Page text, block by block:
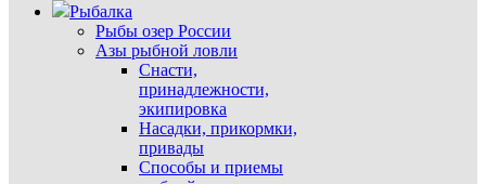
Рыбалка
Рыбы озер России
Азы рыбной ловли
Снасти,
принадлежности,
экипировка
Насадки, прикормки,
привады
Способы и приемы